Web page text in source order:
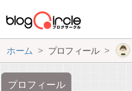
ホーム プロフィール
プロフィール